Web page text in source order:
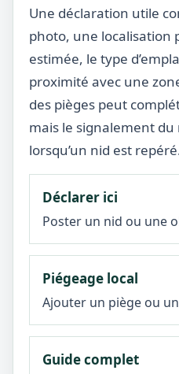
Une déclaration utile
photo, une localisation
estimée, le type
proximité avec une
des pièges peut
mais le signalement
lorsqu’un nid est
Déclarer ici
Poster un nid ou une
Piégeage local
Ajouter un piège ou
Guide complet